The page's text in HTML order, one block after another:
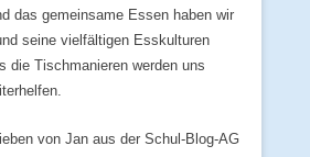
das gemeinsame Essen haben wir
seine vielfältigen Esskulturen
die Tischmanieren werden uns
von Jan aus der Schul-Blog-AG